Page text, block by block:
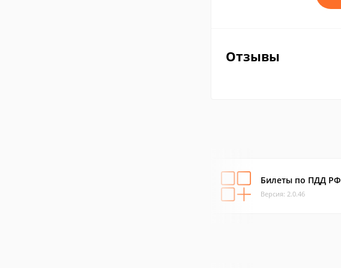
Отзывы
Билеты по ПДД РФ
Версия: 2.0.46